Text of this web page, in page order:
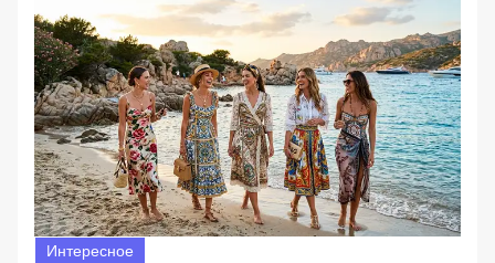
Интересное